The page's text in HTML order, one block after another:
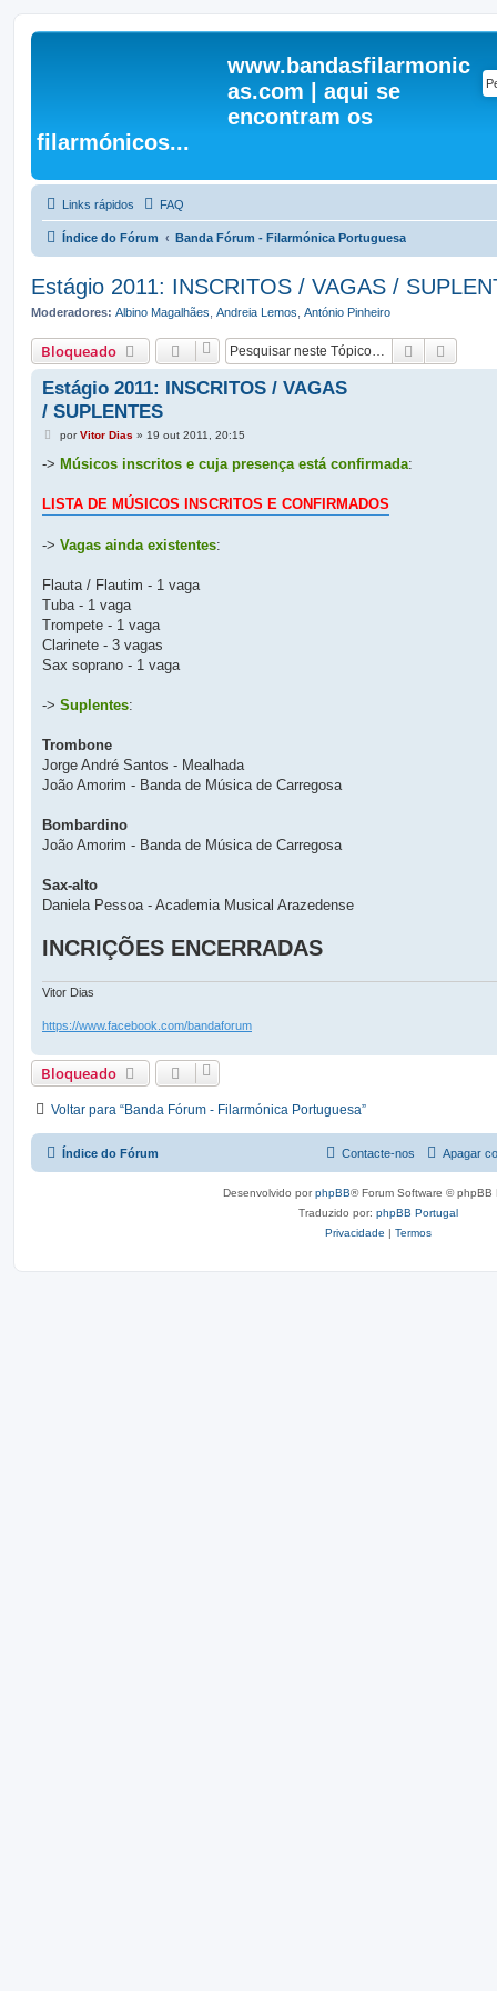
www.bandasfilarmonic
as.com | aqui se
encontram os
filarmónicos...
Links rápidos FAQ
Índice do Fórum Banda Fórum - Filarmónica Portuguesa
Estágio 2011: INSCRITOS / VAGAS /
Moderadores: Albino Magalhães Andreia Lemos António Pinheiro
Bloqueado Pesquisar
Estágio 2011: INSCRITOS / VAGAS
/ SUPLENTES
M
n
g
e
porVitor Dias » 19 out 2011, 20:15
-> Músicos inscritos e cuja presença está confirmada:
LISTA DE MÚSICOS INSCRITOS E CONFIRMADOS
-> Vagas ainda existentes:
Flauta / Flautim - 1 vaga
Tuba - 1 vaga
Trompete - 1 vaga
Clarinete - 3 vagas
Sax soprano - 1 vaga
-> Suplentes:
Trombone
Jorge André Santos - Mealhada
João Amorim - Banda de Música de Carregosa
Bombardino
João Amorim - Banda de Música de Carregosa
Sax-alto
Daniela Pessoa - Academia Musical Arazedense
INCRIÇÕES ENCERRADAS
Vitor Dias
https://www.facebook.com/bandaforum
Bloqueado
Voltar para “Banda Fórum - Filarmónica Portuguesa”
Índice do Fórum Apagar
Contacte-nos
Desenvolvido porphpBB® Forum Software © phpBB
Traduzido por: phpBB Portugal
Privacidade | Termos